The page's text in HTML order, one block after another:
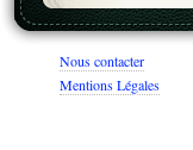
Nous contacter
Mentions Légales